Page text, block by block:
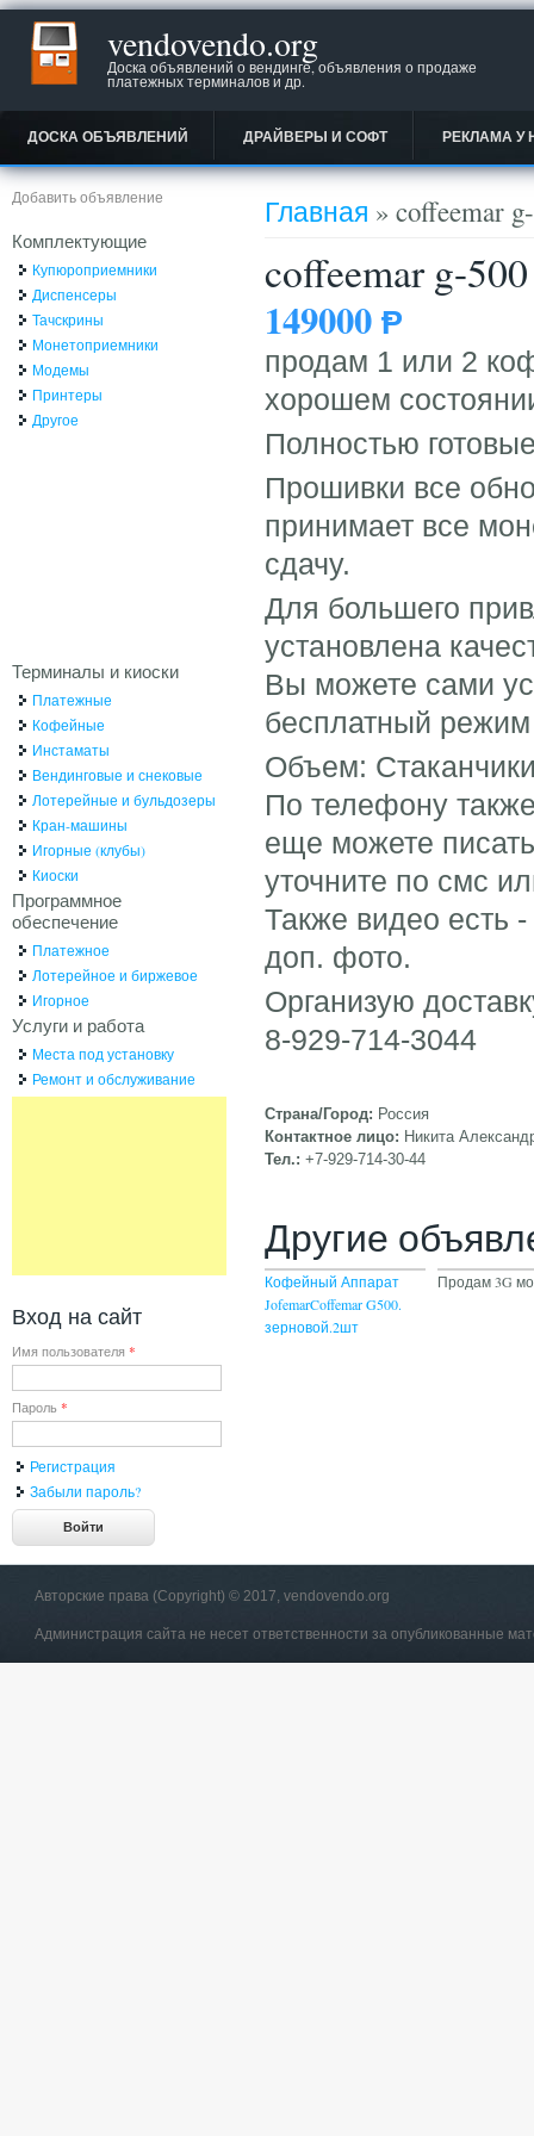
vendovendo.org
Доска объявлений о вендинге, объявления о продаже
платежных терминалов и др.
ДОСКА ОБЪЯВЛЕНИЙ ДРАЙВЕРЫ И СОФТ РЕКЛАМА У
Вы здесь
Главная » coffeemar
coffeemar g-500
149000 Ᵽ
продам 1 или 2
хорошем
Полностью
Прошивки все
принимает все
сдачу.
Для большего
установлена
Вы можете сами
бесплатный
Объем:
По телефону
еще можете
уточните по смс
Также видео есть
доп. фото.
Организую
8-929-714-3044
Страна/Город: Россия
Контактное лицо: Никита
Тел.: +7-929-714-30-44
Другие
Кофейный Аппарат
JofemarCoffemar G500.
зерновой.2шт
Продам 3G
Добавить объявление
Комплектующие
Купюроприемники
Диспенсеры
Тачскрины
Монетоприемники
Модемы
Принтеры
Другое
Терминалы и киоски
Платежные
Кофейные
Инстаматы
Вендинговые и снековые
Лотерейные и бульдозеры
Кран-машины
Игорные (клубы)
Киоски
Программное
обеспечение
Платежное
Лотерейное и биржевое
Игорное
Услуги и работа
Места под установку
Ремонт и обслуживание
Вход на сайт
Имя пользователя *
Пароль *
Регистрация
Забыли пароль?
Авторские права (Copyright) © 2017, vendovendo.org
Администрация сайта не несет ответственности за опубликованные